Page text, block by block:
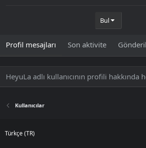
Bul
Profil mesajları Son aktivite
HeyuLa adlı kullanıcının profili hakkında
Kullanıcılar
Türkçe (TR)